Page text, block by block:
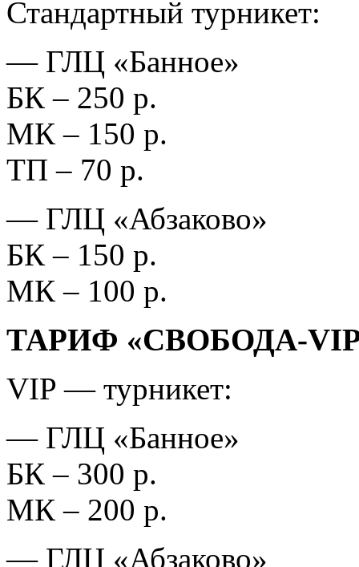
Стандартный турникет:
— ГЛЦ «Банное»
БК – 250 р.
МК – 150 р.
ТП – 70 р.
— ГЛЦ «Абзаково»
БК – 150 р.
МК – 100 р.
ТАРИФ «СВОБОДА-
VIP — турникет:
— ГЛЦ «Банное»
БК – 300 р.
МК – 200 р.
— ГЛЦ «Абзаково»